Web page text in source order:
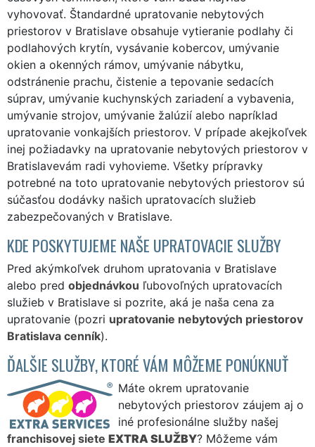
vyhovovať. Štandardné upratovanie nebytových
priestorov v Bratislave obsahuje vytieranie podlahy či
podlahových krytín, vysávanie kobercov, umývanie
okien a okenných rámov, umývanie nábytku,
odstránenie prachu, čistenie a tepovanie sedacích
súprav, umývanie kuchynských zariadení a vybavenia,
umývanie strojov, umývanie žalúzií alebo napríklad
upratovanie vonkajších priestorov. V prípade akejkoľvek
inej požiadavky na upratovanie nebytových priestorov v
Bratislavevám radi vyhovieme. Všetky prípravky
potrebné na toto upratovanie nebytových priestorov sú
súčasťou dodávky našich upratovacích služieb
zabezpečovaných v Bratislave.
KDE POSKYTUJEME NAŠE UPRATOVACIE SLUŽBY
Pred akýmkoľvek druhom upratovania v Bratislave
alebo pred objednávkou ľubovoľných upratovacích
služieb v Bratislave si pozrite, aká je naša cena za
upratovanie (pozri upratovanie nebytových priestorov
Bratislava cenník).
ĎALŠIE SLUŽBY, KTORÉ VÁM MÔŽEME PONÚKNUŤ
Máte okrem upratovanie
nebytových priestorov záujem aj o
iné profesionálne služby našej
franchisovej siete EXTRA SLUŽBY? Môžeme vám